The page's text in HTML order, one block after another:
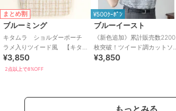
まとめ割
ブルーミング
キタムラ ショルダーポーチ
ラメ入りツイード風 【キタ
ムラ Kitamura】
¥3,850
2点以上で8%OFF
¥500ｸｰﾎﾟﾝ
ブルーイースト
《新色追加》累計販売数2200
枚突破！ツイード調カットソ
ー
¥3,850